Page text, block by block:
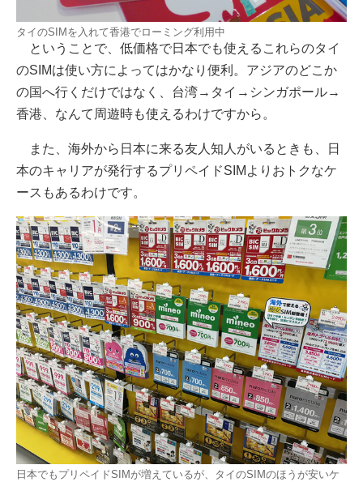
タイのSIMを入れて香港でローミング利用中
ということで、低価格で日本でも使えるこれらのタイ
のSIMは使い方によってはかなり便利。アジアのどこか
の国へ行くだけではなく、台湾→タイ→シンガポール→
香港、なんて周遊時も使えるわけですから。
また、海外から日本に来る友人知人がいるときも、日
本のキャリアが発行するプリペイドSIMよりおトクなケ
ースもあるわけです。
日本でもプリペイドSIMが増えているが、タイのSIMのほうが安いケ